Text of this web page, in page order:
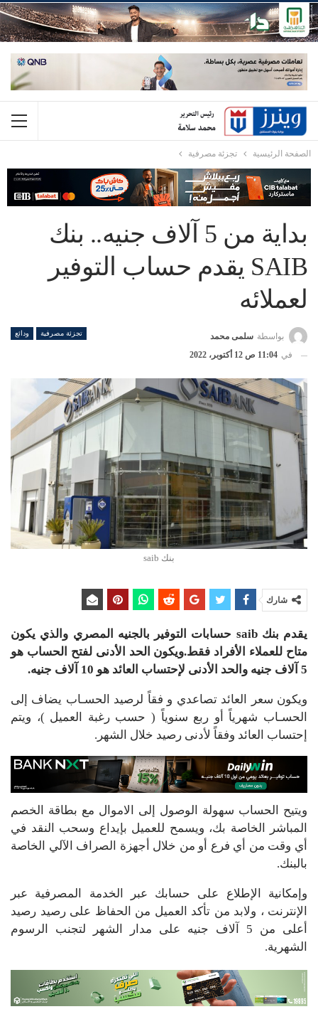
الصفحة الرئيسية تجزئة مصرفية
بداية من 5 آلاف جنيه.. بنك
SAIB يقدم حساب التوفير
لعملائه
تجزئة مصرفية ودائع بواسطة سلمى محمد
في 11:04 ص 12 أكتوبر، 2022
بنك saib
شارك
يقدم بنك saib حسابات التوفير بالجنيه المصري والذي يكون
متاح للعملاء الأفراد فقط.ويكون الحد الأدنى لفتح الحساب هو
5 آلاف جنيه والحد الأدنى لإحتساب العائد هو 10 آلاف جنيه.
ويكون سعر العائد تصاعدي و فقاً لرصيد الحسـاب يضاف إلى
الحسـاب شهرياً أو ربع سنوياً ( حسب رغبة العميل )، ويتم
إحتساب العائد وفقاً لأدنى رصيد خلال الشهر.
ويتيح الحساب سهولة الوصول إلى الاموال مع بطاقة الخصم
المباشر الخاصة بك، ويسمح للعميل بإيداع وسحب النقد في
أي وقت من أي فرع أو من خلال أجهزة الصراف الآلي الخاصة
بالبنك.
وإمكانية الإطلاع على حسابك عبر الخدمة المصرفية عبر
الإنترنت ، ولابد من تأكد العميل من الحفاظ على رصيد رصيد
أعلى من 5 آلاف جنيه على مدار الشهر لتجنب الرسوم
الشهرية.